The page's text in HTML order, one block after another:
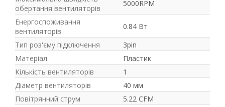
обертання вентиляторів
5000RPM
Енергоспоживання
вентиляторів
0.84 Вт
Тип роз'єму підключення
3pin
Матеріал
Пластик
Кількість вентиляторів
1
Діаметр вентиляторів
40 мм
Повітрянний струм
5.22 CFM